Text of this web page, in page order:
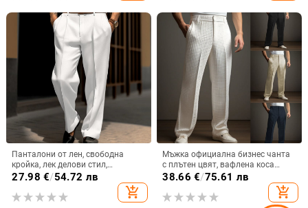
Панталони от лен, свободна
кройка, лек делови стил,
подходящи за ежедневие, четири
27.98 €/54.72 лв
add_shopping_cart
Мъжка официална бизнес чанта
с плътен цвят, вафлена коса
предна част, права, ежедневна,
ваканционна мода, панталон
38.66 €/75.61 лв
add_shopping_cart